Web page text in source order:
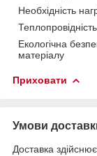
Необхідність
Теплопровідність
Екологічна
матеріалу
Приховати
Умови
Доставка